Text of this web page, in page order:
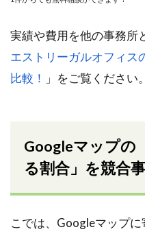
実績や費用を他の事務所
エストリーガルオフィス
比較！
」をご覧ください。
Googleマップの
る割合」を競合
こでは、Googleマップ